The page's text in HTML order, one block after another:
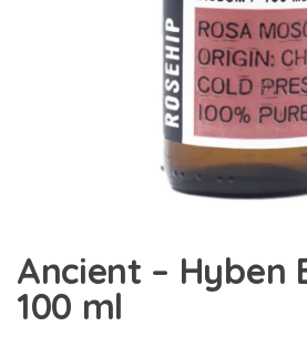
Ancient – Hyben
100 ml